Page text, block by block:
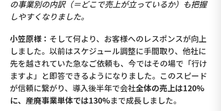
の事業別の内訳（＝どこで売上が立っているか）も把握
しやすくなりました。
小笠原様： そして何より、お客様へのレスポンスが向上
しました。以前はスケジュール調整に手間取り、他社に
先を越されていた急なご依頼も、今ではその場で「行け
ますよ」と即答できるようになりました。このスピード
が信頼に繋がり、導入後半年で会社全体の売上は120%
に、産廃事業単体では130%まで成長しました。